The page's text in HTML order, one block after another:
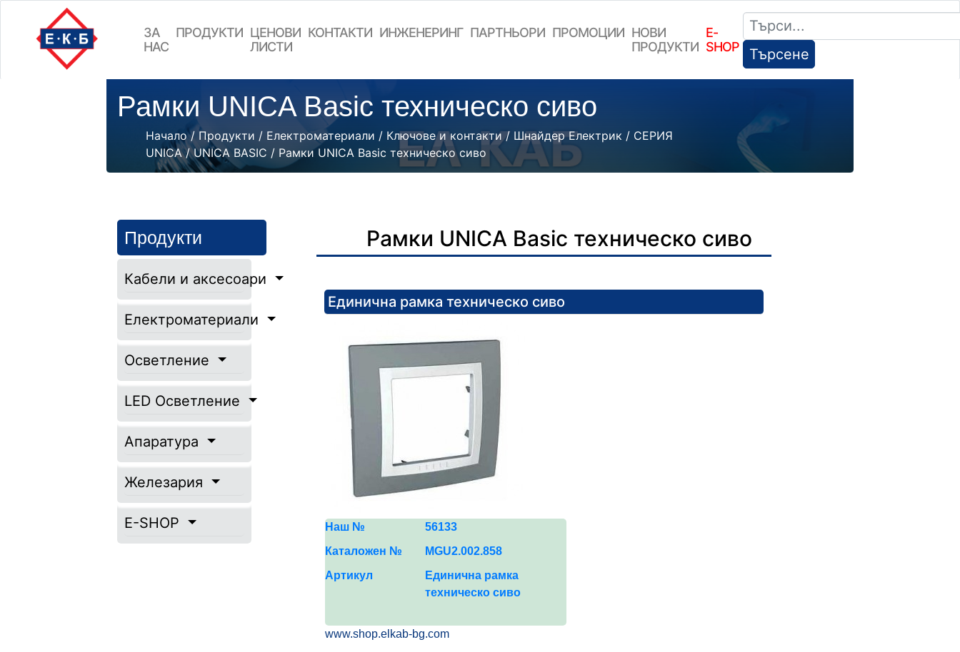
ЗА
НАС
ПРОДУКТИ ЦEНОВИ
ЛИСТИ
КОНТАКТИ ИНЖЕНЕРИНГ ПАРТНЬОРИ ПРОМОЦИИ НОВИ
ПРОДУКТИ
E-
SHOP
Търсене
Рамки UNICA Basic техническо сиво
Начало/ Продукти / Електроматериали / Ключове и контакти/ Шнайдер Електрик / СЕРИЯ
UNICA/UNICA BASIC / Рамки UNICA Basic техническо сиво
Продукти
Кабели и аксесоари
Електроматериали
Осветление
LED Осветление
Апаратура
Железария
E-SHOP
Рамки UNICA Basic техническо сиво
Единична рамка техническо сиво
Наш № 56133
Каталожен №
MGU2.002.858
Артикул
Единична рамка
техническо сиво
www.shop.elkab-bg.com